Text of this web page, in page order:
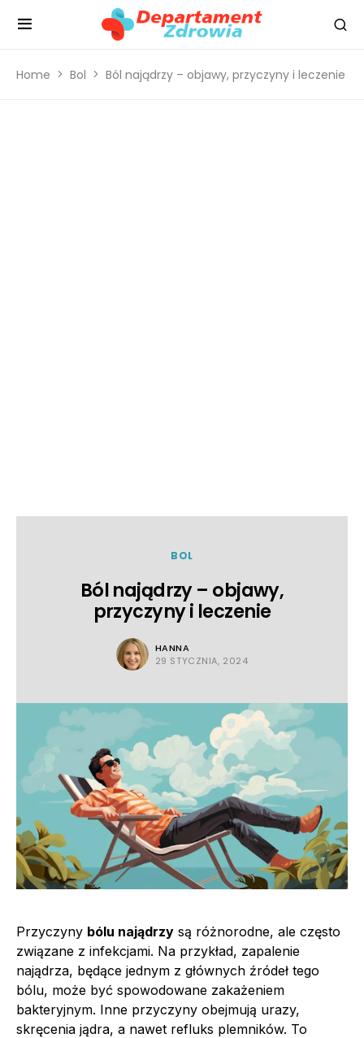
Home Bol Ból najądrzy – objawy, przyczyny i leczenie
BOL
Ból najądrzy – objawy,
przyczyny i leczenie
HANNA
29 STYCZNIA, 2024
Przyczyny bólu najądrzy są różnorodne, ale często
związane z infekcjami. Na przykład, zapalenie
najądrza, będące jednym z głównych źródeł tego
bólu, może być spowodowane zakażeniem
bakteryjnym. Inne przyczyny obejmują urazy,
skręcenia jądra, a nawet refluks plemników. To